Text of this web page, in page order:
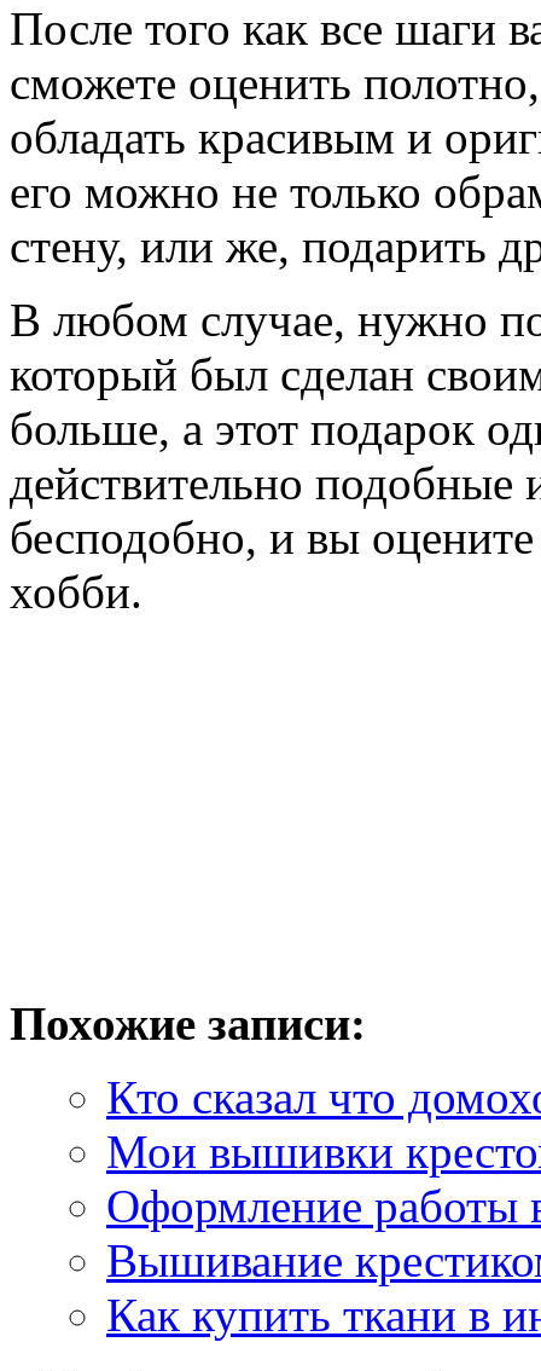
После того как все шаги
сможете оценить
обладать красивым и
его можно не только
стену, или же, подарить
В любом случае, нужно
который был сделан
больше, а этот подарок
действительно подобные
бесподобно, и вы
хобби.
Похожие записи:
Кто сказал что
Мои вышивки
Оформление работы
Вышивание
Как купить ткани в